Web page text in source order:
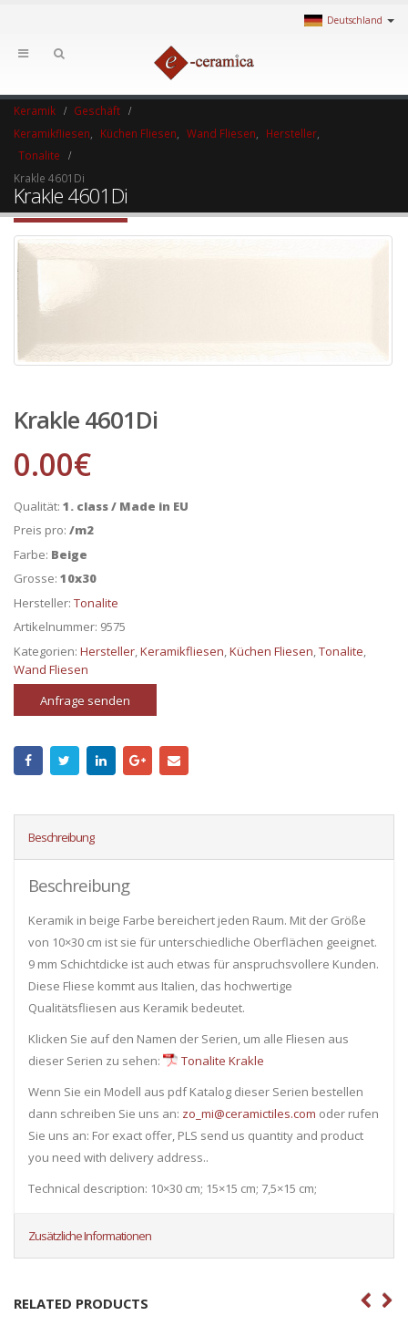
Deutschland
Keramik
Geschäft
Keramikfliesen
Küchen Fliesen Wand Fliesen Hersteller
Tonalite
Krakle 4601Di
Krakle 4601Di
Krakle 4601Di
0.00€
Qualität: 1. class / Made in EU
Preis pro: /m2
Farbe: Beige
Grosse: 10x30
Hersteller: Tonalite
Artikelnummer: 9575
Kategorien: Hersteller,Keramikfliesen,Küchen Fliesen,Tonalite,
Wand Fliesen
Anfrage senden
Beschreibung
Beschreibung
Keramik in beige Farbe bereichert jeden Raum. Mit der Größe
von 10×30 cm ist sie für unterschiedliche Oberflächen geeignet.
9 mm Schichtdicke ist auch etwas für anspruchsvollere Kunden.
Diese Fliese kommt aus Italien, das hochwertige
Qualitätsfliesen aus Keramik bedeutet.
Klicken Sie auf den Namen der Serien, um alle Fliesen ​​aus
dieser Serien zu sehen:
Tonalite Krakle
Wenn Sie ein Modell aus pdf Katalog dieser Serien bestellen
dann schreiben Sie uns an: zo_mi@ceramictiles.com oder rufen
Sie uns an: For exact offer, PLS send us quantity and product
you need with delivery address..
Technical description: 10×30 cm; 15×15 cm; 7,5×15 cm;
Zusätzliche Informationen
RELATED PRODUCTS